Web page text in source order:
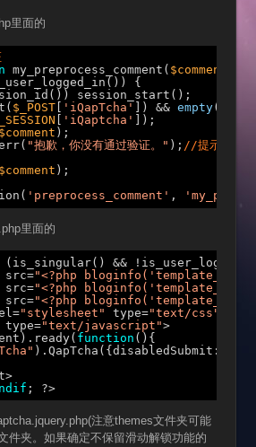
里面的
my_preprocess_comment( $comment
{
session_start();
$_POST[ 'iQapTcha' ]) && empty(
'iQaptcha'
]);
$comment );
"抱歉，你没有通过验证。" ); //提示语自
$comment );
'preprocess_comment' ,
里面的
(is_singular() &&
"<?php
"<?php
"<?php
"stylesheet" type="text/css"
"text/javascript">
function (){
; ?>
注意themes文件夹可能
件夹。如果确定不保留滑动解锁功能的